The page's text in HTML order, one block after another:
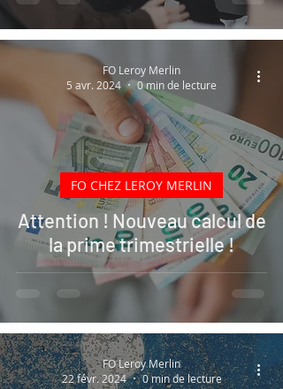
Attention ! Nouveau calcul de
la prime trimestrielle !
FO CHEZ LEROY MERLIN
FO Leroy Merlin
5 avr. 2024
0 min de lecture
FO Leroy Merlin
22 févr. 2024
0 min de lecture